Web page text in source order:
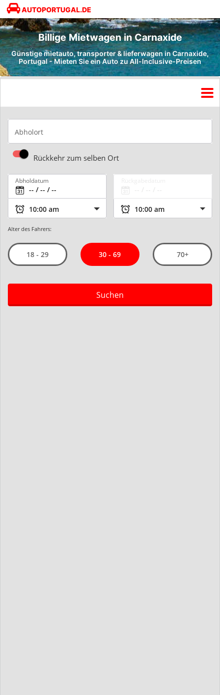
AUTOPORTUGAL.DE
Billige Mietwagen in Carnaxide
Günstige mietauto, transporter & lieferwagen in Carnaxide,
Portugal - Mieten Sie ein Auto zu All-Inclusive-Preisen
Abholort
Rückkehr zum selben Ort
Abholdatum
Alter des Fahrers:
18 - 29 30 - 69 70+
Suchen